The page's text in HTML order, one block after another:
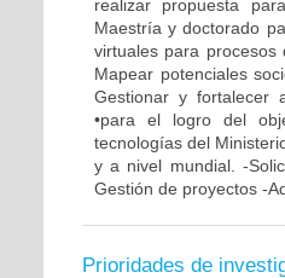
realizar propuesta
Maestría y doctorado
virtuales para procesos
Mapear potenciales
Gestionar y fortalecer
•para el logro del
tecnologías del
y a nivel mundial. -
Gestión de proyectos -
Prioridades de